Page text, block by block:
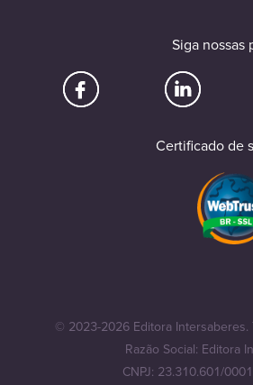
Siga nossas
Certificado de
© 2023-2026 Editora
Razão Social: Editora
CNPJ: 23.310.601/